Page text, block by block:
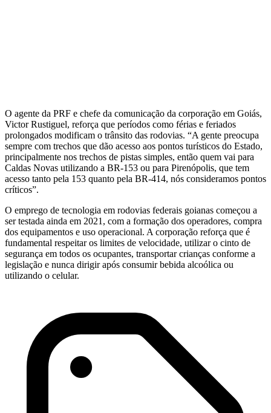
O agente da PRF e chefe da comunicação da corporação em Goiás,
Victor Rustiguel, reforça que períodos como férias e feriados
prolongados modificam o trânsito das rodovias. “A gente preocupa
sempre com trechos que dão acesso aos pontos turísticos do Estado,
principalmente nos trechos de pistas simples, então quem vai para
Caldas Novas utilizando a BR-153 ou para Pirenópolis, que tem
acesso tanto pela 153 quanto pela BR-414, nós consideramos pontos
críticos”.
O emprego de tecnologia em rodovias federais goianas começou a
ser testada ainda em 2021, com a formação dos operadores, compra
dos equipamentos e uso operacional. A corporação reforça que é
fundamental respeitar os limites de velocidade, utilizar o cinto de
segurança em todos os ocupantes, transportar crianças conforme a
legislação e nunca dirigir após consumir bebida alcoólica ou
utilizando o celular.